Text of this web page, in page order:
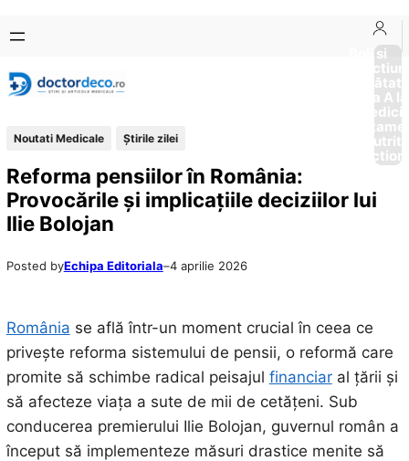
conținut
content
Boli si
Afectiuni
Sănătate
de la A
Noutati Medicale Știrile zilei
Reforma pensiilor în România:
Provocările și implicațiile deciziilor lui
Ilie Bolojan
Posted byEchipa Editoriala–4 aprilie 2026
România se află într-un moment crucial în ceea ce
privește reforma sistemului de pensii, o reformă care
promite să schimbe radical peisajul financiaral țării și
să afecteze viața a sute de mii de cetățeni. Sub
conducerea premierului Ilie Bolojan, guvernul român a
început să implementeze măsuri drastice menite să